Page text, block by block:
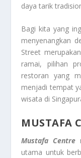
daya tarik
Bagi kita yang
menyenangkan
Street
ramai, pilihan
restoran yang
menjadi tempat
wisata di
MUSTAFA
Mustafa Centre
utama untuk